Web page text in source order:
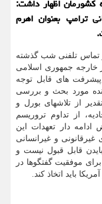
کشورمان اظهار داشت:
ترامپ بعنوان اهرم
تماس تلفنی شب گذشته
خارجه جمهوری اسلامی
های قابل توجه
مورد بحث و بررسی
از تلاشهای بورل و
از تداوم تروریسم
و نقض ادامه دار تعهدات این
و غیرانسانی
بایدن قابل قبول نیست و
موفقیت گفتگوها در
باید اتخاذ کند.